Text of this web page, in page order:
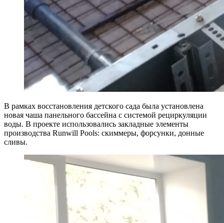
В рамках восстановления детского сада была установлена
новая чаша панельного бассейна с системой рециркуляции
воды. В проекте использовались закладные элементы
производства Runwill Pools: скиммеры, форсунки, донные
сливы.